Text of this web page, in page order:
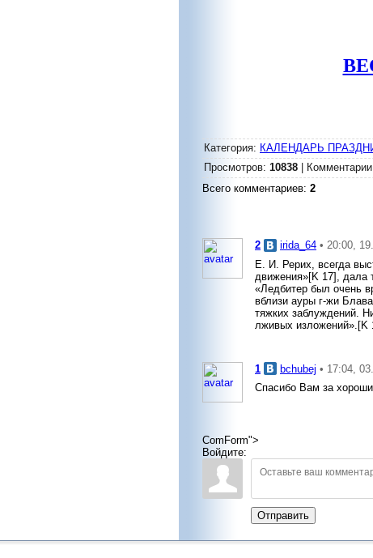
Категория: КАЛЕНДАРЬ
Просмотров: 10838 Комментарии
Всего комментариев: 2
2 irida_64 • 20:00,
Е. И. Рерих, всегда
движения»[K 17], дала
«Ледбитер был очень
вблизи ауры г-жи
тяжких заблуждений.
лживых изложений».[K
1 bchubej • 17:04,
Спасибо Вам за
ComForm">
Войдите:
Отправить